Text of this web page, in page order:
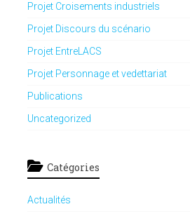
Projet Croisements industriels
Projet Discours du scénario
Projet EntreLACS
Projet Personnage et vedettariat
Publications
Uncategorized
Catégories
Actualités